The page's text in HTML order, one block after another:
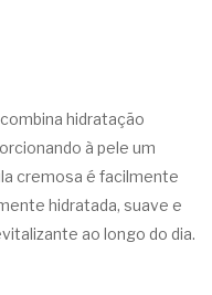
combina hidratação
à pele um
cremosa é facilmente
hidratada, suave e
ao longo do dia.